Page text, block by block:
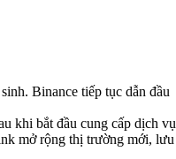
Binance tiếp tục dẫn đầu
khi bắt đầu cung cấp dịch vụ
mở rộng thị trường mới, lưu